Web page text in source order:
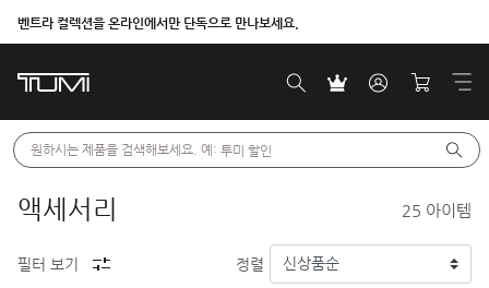
벤트라 컬렉션을 온라인에서만 단독으로 만나보세요.
원하시는 제품을 검색해보세요. 예: 투미 할인
액세서리 25 아이템
필터 보기 정렬